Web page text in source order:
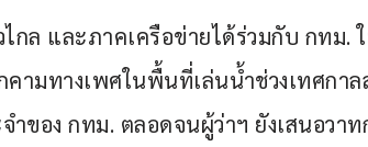
กล และภาคเครือข่ายได้ร่วมกับ กทม.
ามทางเพศในพื้นที่เล่นน้ำช่วงเทศกา
ำของ กทม. ตลอดจนผู้ว่าฯ ยังเสนอว